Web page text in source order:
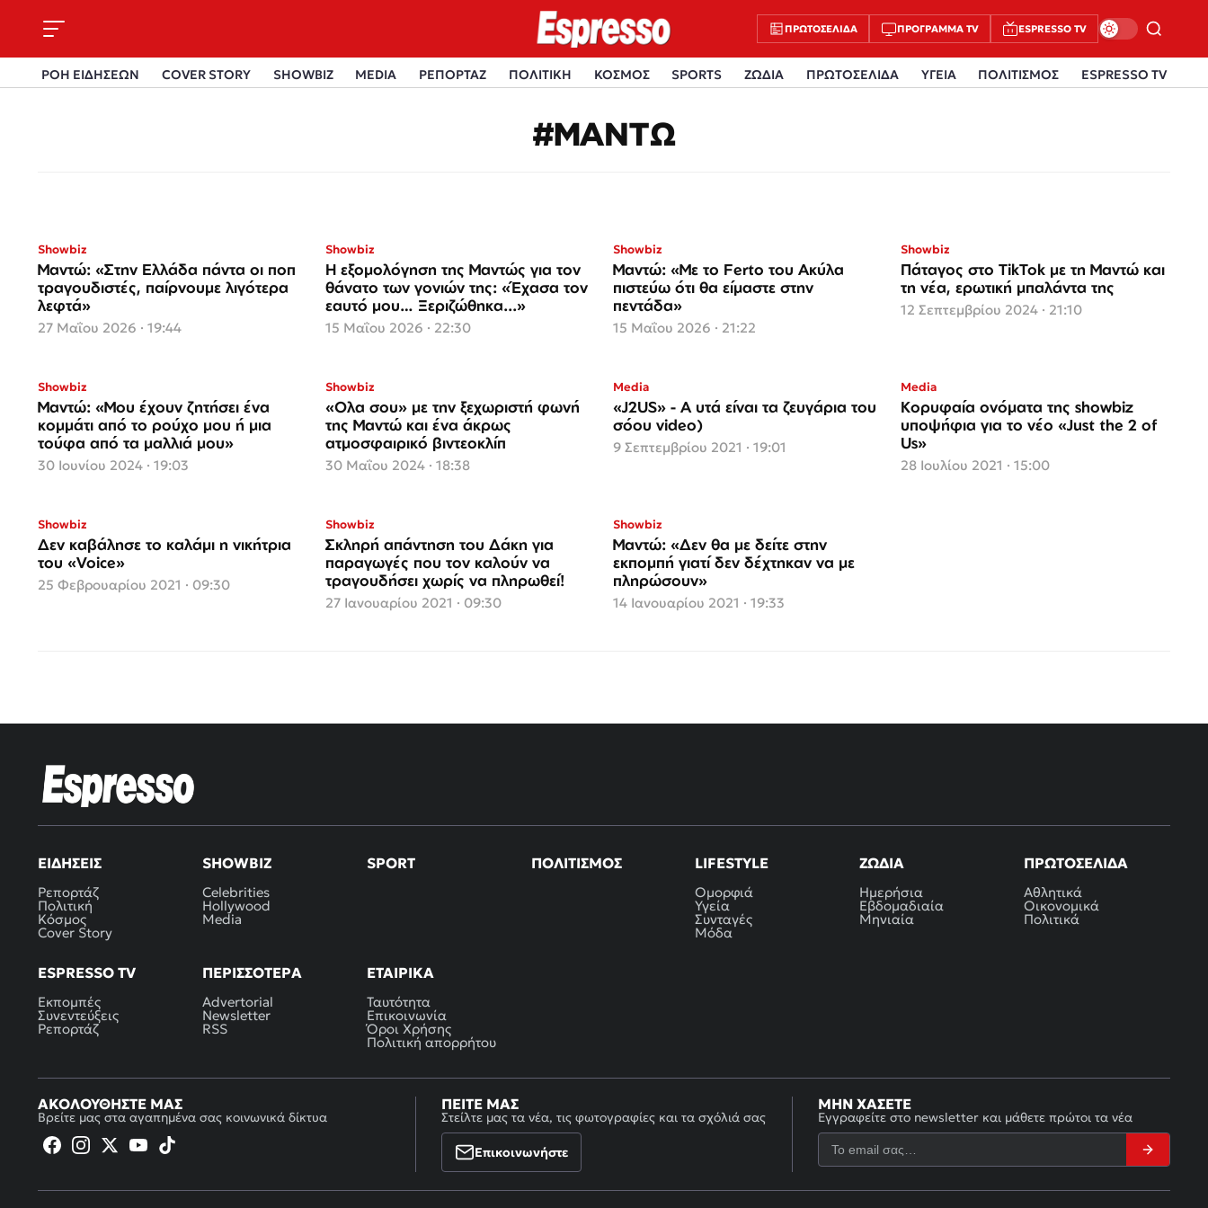
ΠΡΩΤΟΣΈΛΙΔΑ ΠΡΌΓΡΑΜΜΑ TV ESPRESSO TV
ΡΟΗ ΕΙΔΗΣΕΩΝ COVER STORY SHOWBIZ MEDIA ΡΕΠΟΡΤΑΖ ΠΟΛΙΤΙΚΗ ΚΟΣΜΟΣ SPORTS ΖΩΔΙΑ ΠΡΩΤΟΣΕΛΙΔΑ ΥΓΕΙΑ ΠΟΛΙΤΙΣΜΟΣ ESPRESSO TV
#ΜΑΝΤΩ
Showbiz
Μαντώ: «Στην Ελλάδα πάντα οι ποπ
τραγουδιστές, παίρνουμε λιγότερα
λεφτά»
27 Μαΐου 2026 · 19:44
Showbiz
Η εξομολόγηση της Μαντώς για τον
θάνατο των γονιών της: «Έχασα τον
εαυτό μου… Ξεριζώθηκα...»
15 Μαΐου 2026 · 22:30
Showbiz
Μαντώ: «Με το Ferto του Ακύλα
πιστεύω ότι θα είμαστε στην
πεντάδα»
15 Μαΐου 2026 · 21:22
Showbiz
Πάταγος στο TikTok με τη Μαντώ και
τη νέα, ερωτική μπαλάντα της
12 Σεπτεμβρίου 2024 · 21:10
Showbiz
Μαντώ: «Μου έχουν ζητήσει ένα
κομμάτι από το ρούχο μου ή μια
τούφα από τα μαλλιά μου»
30 Ιουνίου 2024 · 19:03
Showbiz
«Ολα σου» με την ξεχωριστή φωνή
της Μαντώ και ένα άκρως
ατμοσφαιρικό βιντεοκλίπ
30 Μαΐου 2024 · 18:38
Media
«J2US» - Α υτά είναι τα ζευγάρια του
σόου video)
9 Σεπτεμβρίου 2021 · 19:01
Media
Κορυφαία ονόματα της showbiz
υποψήφια για το νέο «Just the 2 of
Us»
28 Ιουλίου 2021 · 15:00
Showbiz
Δεν καβάλησε το καλάμι η νικήτρια
του «Voice»
25 Φεβρουαρίου 2021 · 09:30
Showbiz
Σκληρή απάντηση του Δάκη για
παραγωγές που τον καλούν να
τραγουδήσει χωρίς να πληρωθεί!
27 Ιανουαρίου 2021 · 09:30
Showbiz
Μαντώ: «Δεν θα με δείτε στην
εκπομπή γιατί δεν δέχτηκαν να με
πληρώσουν»
14 Ιανουαρίου 2021 · 19:33
ΕΙΔΉΣΕΙΣ
Ρεπορτάζ
Πολιτική
Κόσμος
Cover Story
SHOWBIZ
Celebrities
Hollywood
Media
SPORT ΠΟΛΙΤΙΣΜΌΣ LIFESTYLE
Ομορφιά
Υγεία
Συνταγές
Μόδα
ΖΏΔΙΑ
Ημερήσια
Εβδομαδιαία
Μηνιαία
ΠΡΩΤΟΣΈΛΙΔΑ
Αθλητικά
Οικονομικά
Πολιτικά
ESPRESSO TV
Εκπομπές
Συνεντεύξεις
Ρεπορτάζ
ΠΕΡΙΣΣΌΤΕΡΑ
Advertorial
Newsletter
RSS
ΕΤΑΙΡΙΚΆ
Ταυτότητα
Επικοινωνία
Όροι Χρήσης
Πολιτική απορρήτου
ΑΚΟΛΟΥΘΉΣΤΕ ΜΑΣ
Βρείτε μας στα αγαπημένα σας κοινωνικά δίκτυα
ΠΕΊΤΕ ΜΑΣ
Στείλτε μας τα νέα, τις φωτογραφίες και τα σχόλιά σας
Επικοινωνήστε
ΜΗΝ ΧΆΣΕΤΕ
Εγγραφείτε στο newsletter και μάθετε πρώτοι τα νέα